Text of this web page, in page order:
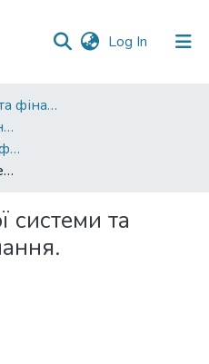
Log In (current)
Факультет обліку та фінансів
Кафедра фінансів, економічних досліджень і туризму
Друковані видання. Кафедра фінансів, економічних досліджень і туризму
Криза банківської системи та напрями її подолання.
системи та